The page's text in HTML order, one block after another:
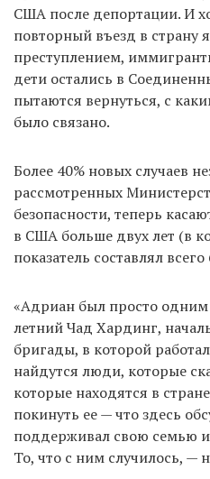
США после депортации. И
повторный въезд в страну
преступлением,
дети остались в
пытаются вернуться, с
было связано.
Более 40% новых случаев
рассмотренных
безопасности, теперь
в США больше двух лет (в
показатель составлял всего
«Адриан был просто одним
летний Чад Хардинг,
бригады, в которой
найдутся люди, которые
которые находятся в
покинуть ее — что здесь
поддерживал свою семью и
То, что с ним случилось, —